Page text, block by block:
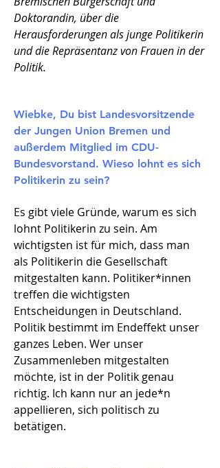
Doktorandin, über die
Herausforderungen als junge Politikerin
und die Repräsentanz von Frauen in der
Politik.
Wiebke, Du bist Landesvorsitzende
der Jungen Union Bremen und
außerdem Mitglied im CDU-
Bundesvorstand. Wieso lohnt es sich
Politikerin zu sein?
Es gibt viele Gründe, warum es sich
lohnt Politikerin zu sein. Am
wichtigsten ist für mich, dass man
als Politikerin die Gesellschaft
mitgestalten kann. Politiker*innen
treffen die wichtigsten
Entscheidungen in Deutschland.
Politik bestimmt im Endeffekt unser
ganzes Leben. Wer unser
Zusammenleben mitgestalten
möchte, ist in der Politik genau
richtig. Ich kann nur an jede*n
appellieren, sich politisch zu
betätigen.